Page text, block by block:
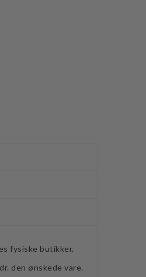
fysiske butikker.
den ønskede vare.